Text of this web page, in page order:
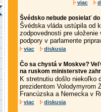
viac
Švédsko nebude posielať
Švédska vláda ustúpila od
zodpovednosti pre
podpory v parlamente
viac diskusia
Čo sa chystá v Moskve?
na ruskom ministerstve
K stretnutiu došlo niekoľko
prezidentom Volodymyrom
Francúzska a Nemecka v
viac diskusia